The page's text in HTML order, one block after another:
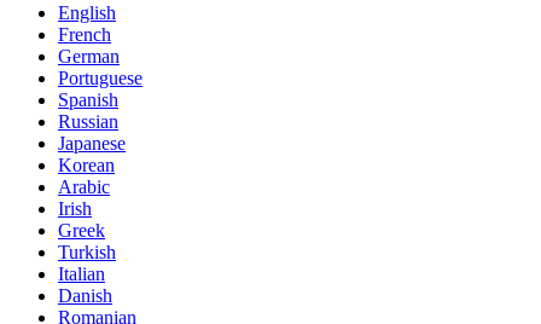
English
French
German
Portuguese
Spanish
Russian
Japanese
Korean
Arabic
Irish
Greek
Turkish
Italian
Danish
Romanian